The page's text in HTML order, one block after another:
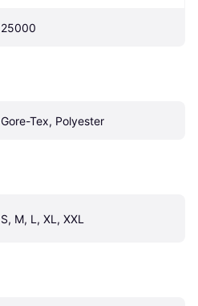
25000
Gore-Tex, Polyester
S, M, L, XL, XXL